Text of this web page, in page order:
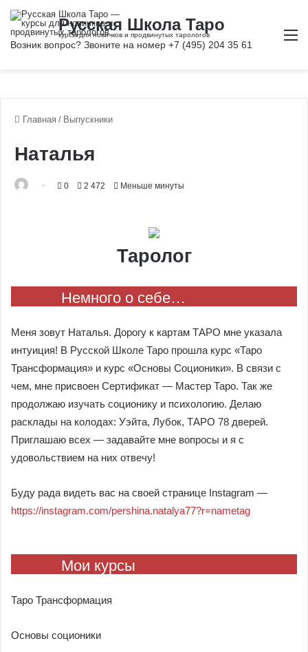
Главная / Выпускники
Наталья
0 2 472 Меньше минуты
Таролог
Немного о себе…
Меня зовут Наталья. Дорогу к картам ТАРО мне указала
интуиция! В Русской Школе Таро прошла курс «Таро
Трансформация» и курс «Основы Соционики». В связи с
чем, мне присвоен Сертификат — Мастер Таро. Так же
продолжаю изучать соционику и психологию. Делаю
расклады на колодах: Уэйта, Лубок, ТАРО 78 дверей.
Приглашаю всех — задавайте мне вопросы и я с
удовольствием на них отвечу!
Буду рада видеть вас на своей странице Instagram —
https://instagram.com/pershina.natalya77?r=nametag
Мои курсы
Таро Трансформация
Основы соционики